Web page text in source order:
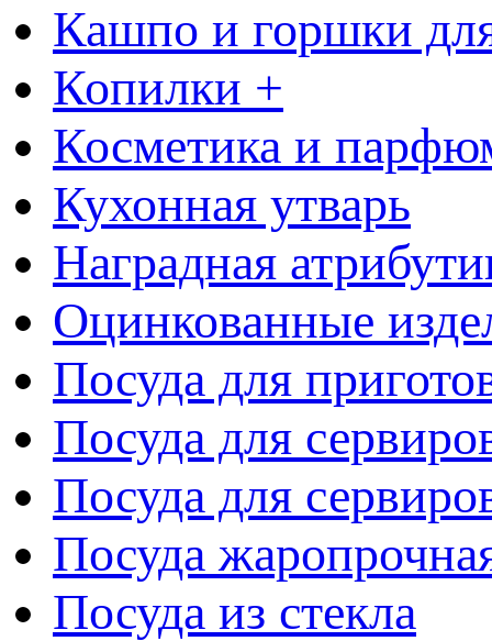
Кашпо и горшки
Копилки +
Косметика и
Кухонная утварь
Наградная
Оцинкованные
Посуда для
Посуда для
Посуда для
Посуда
Посуда из стекла